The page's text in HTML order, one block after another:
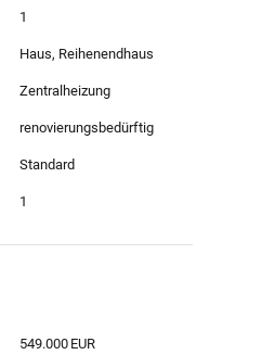
1
Haus, Reihenendhaus
Zentralheizung
renovierungsbedürftig
Standard
1
549.000 EUR